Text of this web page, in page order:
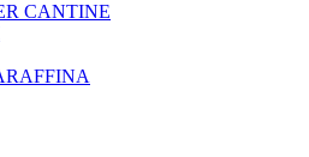
CANTINE